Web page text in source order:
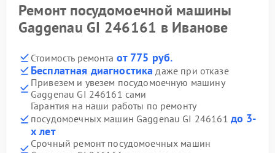
Ремонт посудомоечной машины
Gaggenau GI 246161 в Иванове
Стоимость ремонта от 775 руб.
Бесплатная диагностика даже при отказе
Привезем и увезем посудомоечную машину
Gaggenau GI 246161 сами
Гарантия на наши работы по ремонту
посудомоечных машин Gaggenau GI 246161 до 3-
х лет
Срочный ремонт посудомоечных машин